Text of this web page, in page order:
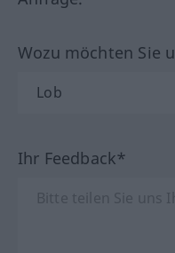
Wozu möchten Sie
Ihr Feedback*